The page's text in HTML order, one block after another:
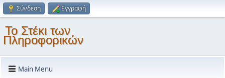
Σύνδεση Εγγραφή
Το Στέκι των
Πληροφορικών
Main Menu